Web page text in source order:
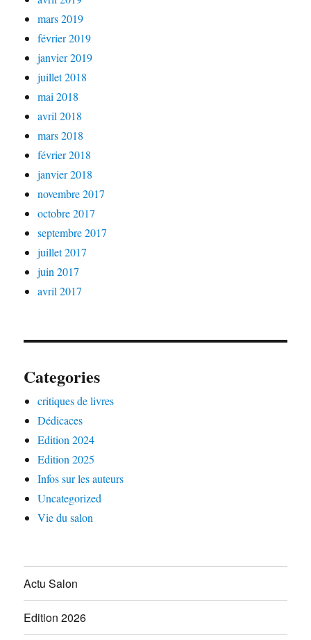
mars 2019
février 2019
janvier 2019
juillet 2018
mai 2018
avril 2018
mars 2018
février 2018
janvier 2018
novembre 2017
octobre 2017
septembre 2017
juillet 2017
juin 2017
avril 2017
Categories
critiques de livres
Dédicaces
Edition 2024
Edition 2025
Infos sur les auteurs
Uncategorized
Vie du salon
Actu Salon
Edition 2026